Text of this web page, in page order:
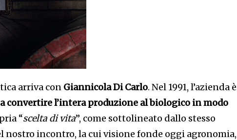
arriva con Giannicola Di Carlo. Nel 1991, l’azienda è
convertire l’intera produzione al biologico in modo
“scelta di vita”, come sottolineato dallo stesso
nostro incontro, la cui visione fonde oggi agronomia,